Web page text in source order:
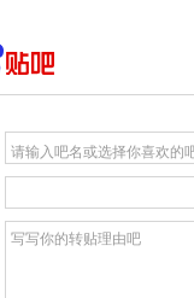
请输入吧名或选择你喜欢的
写写你的转贴理由吧